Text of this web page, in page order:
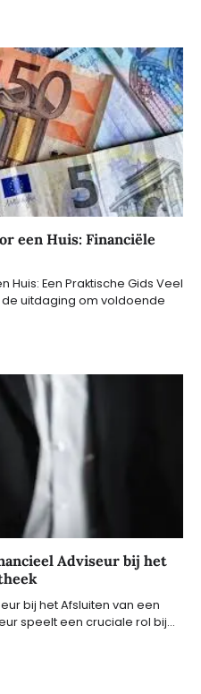
een Huis: Financiële
Huis: Een Praktische Gids Veel
uitdaging om voldoende
Adviseur bij het
bij het Afsluiten van een
speelt een cruciale rol bij…